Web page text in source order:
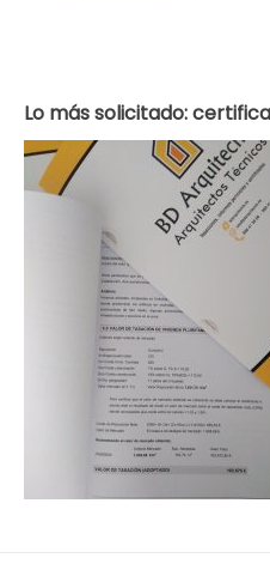
Lo más solicitado: